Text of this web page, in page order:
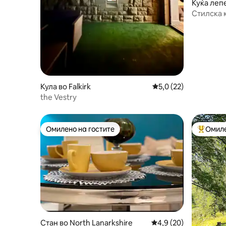
Кула во Falkirk Просечна оцена: 5,0
5,0 (22)
the Vestry
Куќа
д
Стилска
Омилено на гостите
Омилено на гостите
Стан во North Lanarkshire Просечна оцена:
4,9 (20)
Меѓу